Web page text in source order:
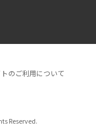
のご利用について
Reserved.